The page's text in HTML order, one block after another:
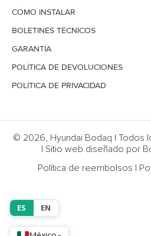
CÓMO INSTALAR
BOLETINES TÉCNICOS
GARANTÍA
POLÍTICA DE DEVOLUCIONES
POLÍTICA DE PRIVACIDAD
© 2026, Hyundai Bodaq | Todos
| Sitio web diseñado por
Política de reembolsos |
ES EN